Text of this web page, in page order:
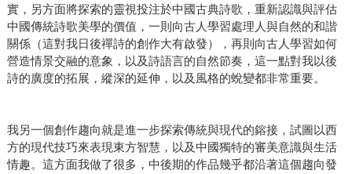
實，另方面將探索的靈視投注於中國古典詩歌，重新認識與評估
中國傳統詩歌美學的價值，一則向古人學習處理人與自然的和諧
關係（這對我日後禪詩的創作大有啟發），再則向古人學習如何
營造情景交融的意象，以及詩語言的自然節奏，這一點對我以後
詩的廣度的拓展，縱深的延伸，以及風格的蛻變都非常重要。
我另一個創作趨向就是進一步探索傳統與現代的鎔接，試圖以西
方的現代技巧來表現東方智慧，以及中國獨特的審美意識與生活
情趣。這方面我做了很多，中後期的作品幾乎都沿著這個趨向發